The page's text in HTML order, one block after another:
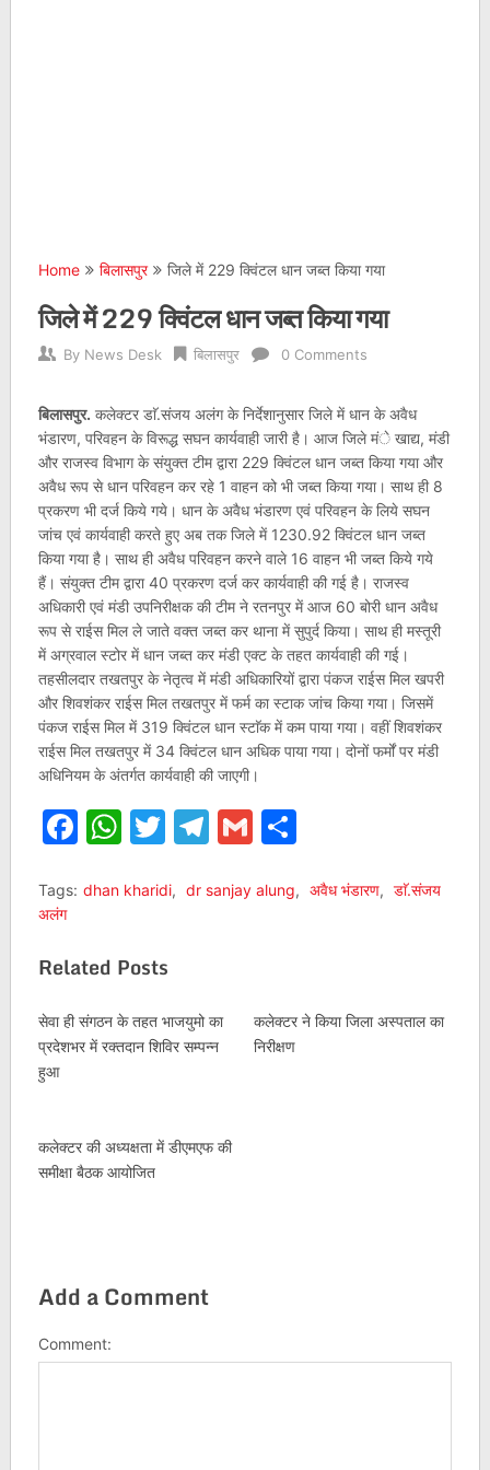
Home बिलासपुर जिले में 229 क्विंटल धान जब्त किया गया
जिले में 229 क्विंटल धान जब्त किया गया
By News Desk बिलासपुर 0 Comments
बिलासपुर. कलेक्टर डाॅ.संजय अलंग के निर्देशानुसार जिले में धान के अवैध
भंडारण, परिवहन के विरूद्ध सघन कार्यवाही जारी है। आज जिले मंे खाद्य, मंडी
और राजस्व विभाग के संयुक्त टीम द्वारा 229 क्विंटल धान जब्त किया गया और
अवैध रूप से धान परिवहन कर रहे 1 वाहन को भी जब्त किया गया। साथ ही 8
प्रकरण भी दर्ज किये गये। धान के अवैध भंडारण एवं परिवहन के लिये सघन
जांच एवं कार्यवाही करते हुए अब तक जिले में 1230.92 क्विंटल धान जब्त
किया गया है। साथ ही अवैध परिवहन करने वाले 16 वाहन भी जब्त किये गये
हैं। संयुक्त टीम द्वारा 40 प्रकरण दर्ज कर कार्यवाही की गई है। राजस्व
अधिकारी एवं मंडी उपनिरीक्षक की टीम ने रतनपुर में आज 60 बोरी धान अवैध
रूप से राईस मिल ले जाते वक्त जब्त कर थाना में सुपुर्द किया। साथ ही मस्तूरी
में अग्रवाल स्टोर में धान जब्त कर मंडी एक्ट के तहत कार्यवाही की गई।
तहसीलदार तखतपुर के नेतृत्व में मंडी अधिकारियों द्वारा पंकज राईस मिल खपरी
और शिवशंकर राईस मिल तखतपुर में फर्म का स्टाक जांच किया गया। जिसमें
पंकज राईस मिल में 319 क्विंटल धान स्टाॅक में कम पाया गया। वहीं शिवशंकर
राईस मिल तखतपुर में 34 क्विंटल धान अधिक पाया गया। दोनों फर्मों पर मंडी
अधिनियम के अंतर्गत कार्यवाही की जाएगी।
Facebook
WhatsApp
Twitter
Telegram
GmailShare
Tags: dhan kharidi, dr sanjay alung, अवैध भंडारण, डाॅ.संजय
अलंग
Related Posts
सेवा ही संगठन के तहत भाजयुमो का
प्रदेशभर में रक्तदान शिविर सम्पन्न
हुआ
कलेक्टर ने किया जिला अस्पताल का
निरीक्षण
कलेक्टर की अध्यक्षता में डीएमएफ की
समीक्षा बैठक आयोजित
Add a Comment
Comment: